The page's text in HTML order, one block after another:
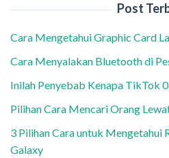
Post
Cara Mengetahui Graphic Card
Cara Menyalakan Bluetooth di
Inilah Penyebab Kenapa TikTok
Pilihan Cara Mencari Orang
3 Pilihan Cara untuk Mengetahui
Galaxy